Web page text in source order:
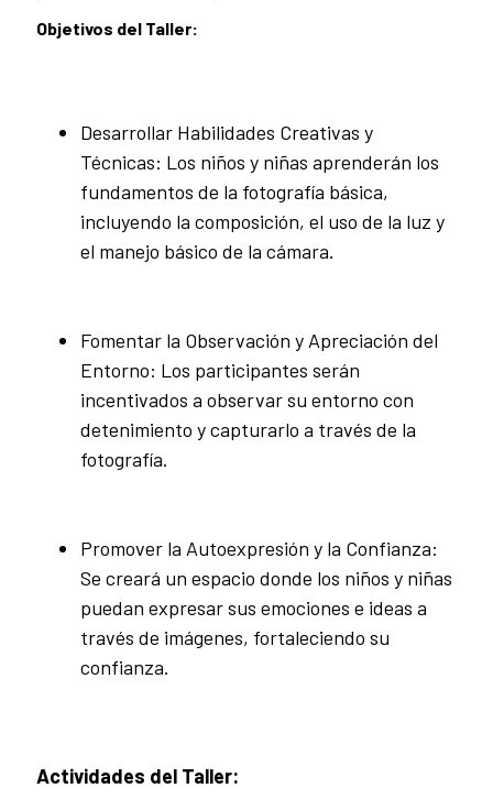
Objetivos del Taller:
Desarrollar Habilidades Creativas y
Técnicas: Los niños y niñas aprenderán los
fundamentos de la fotografía básica,
incluyendo la composición, el uso de la luz y
el manejo básico de la cámara.
Fomentar la Observación y Apreciación del
Entorno: Los participantes serán
incentivados a observar su entorno con
detenimiento y capturarlo a través de la
fotografía.
Promover la Autoexpresión y la Confianza:
Se creará un espacio donde los niños y niñas
puedan expresar sus emociones e ideas a
través de imágenes, fortaleciendo su
confianza.
Actividades del Taller: